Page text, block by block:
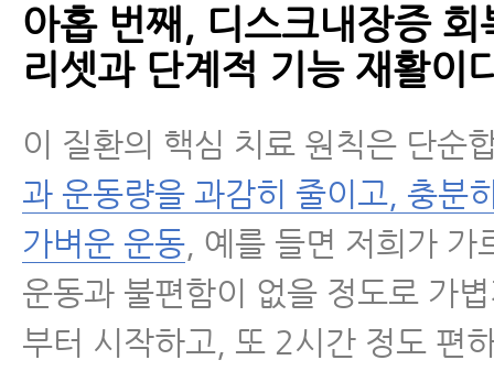
아홉 번째, 디스크내장증 회
리셋과 단계적 기능 재활이
이 질환의 핵심 치료 원칙은 단순
과 운동량을 과감히 줄이고, 충분
가벼운 운동, 예를 들면 저희가 가
운동과 불편함이 없을 정도로 가
부터 시작하고, 또 2시간 정도 편